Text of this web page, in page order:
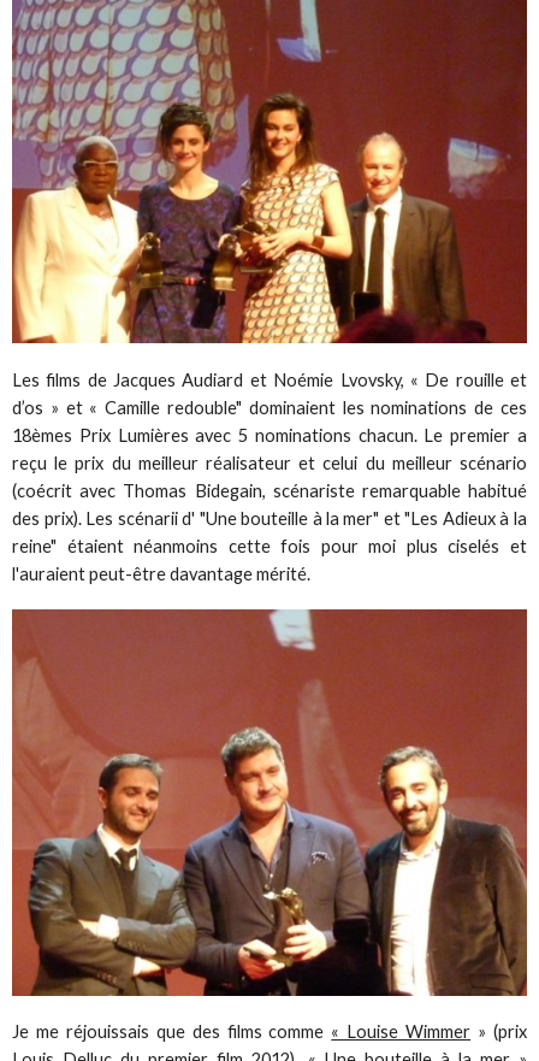
Les films de Jacques Audiard et Noémie Lvovsky, « De rouille et
d’os » et « Camille redouble" dominaient les nominations de ces
18èmes Prix Lumières avec 5 nominations chacun. Le premier a
reçu le prix du meilleur réalisateur et celui du meilleur scénario
(coécrit avec Thomas Bidegain, scénariste remarquable habitué
des prix). Les scénarii d' "Une bouteille à la mer" et "Les Adieux à la
reine" étaient néanmoins cette fois pour moi plus ciselés et
l'auraient peut-être davantage mérité.
Je me réjouissais que des films comme « Louise Wimmer » (prix